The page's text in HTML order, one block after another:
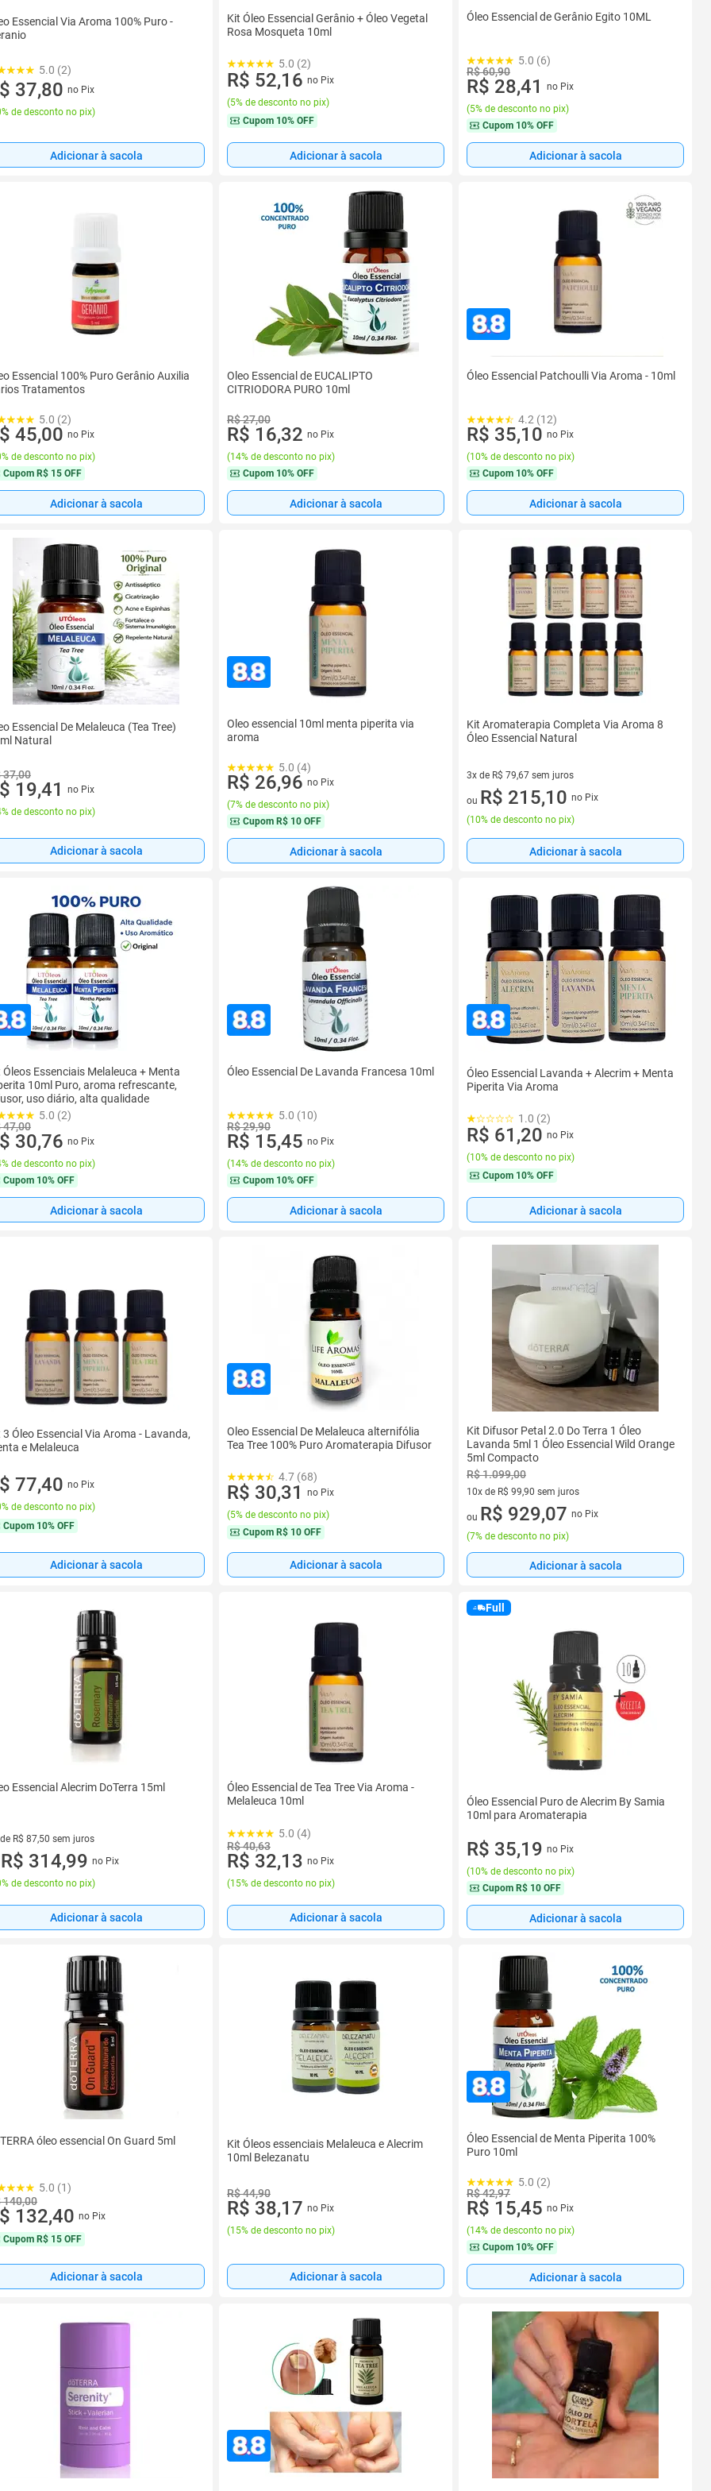
Essencial Via Aroma 100% Puro -
5.0 (2)
37,80 no Pix
de desconto no pix)
Adicionar à sacola
Kit Óleo Essencial Gerânio + Óleo Vegetal
Rosa Mosqueta 10ml
5.0 (2)
R$ 52,16 no Pix
(5% de desconto no pix)
Cupom 10% OFF
Adicionar à sacola
Óleo Essencial de Gerânio Egito 10ML
5.0 (6)
R$ 60,90
R$ 28,41
no Pix
(5% de desconto no pix)
Cupom 10% OFF
Adicionar à sacola
Essencial 100% Puro Gerânio Auxilia
Tratamentos
5.0 (2)
45,00 no Pix
de desconto no pix)
Cupom R$ 15 OFF
Adicionar à sacola
Oleo Essencial de EUCALIPTO
CITRIODORA PURO 10ml
R$ 27,00
R$ 16,32 no Pix
(14% de desconto no pix)
Cupom 10% OFF
Adicionar à sacola
Óleo Essencial Patchoulli Via Aroma - 10ml
4.2 (12)
R$ 35,10 no Pix
(10% de desconto no pix)
Cupom 10% OFF
Adicionar à sacola
Essencial De Melaleuca (Tea Tree)
Natural
37,00
19,41
no Pix
de desconto no pix)
Adicionar à sacola
Oleo essencial 10ml menta piperita via
aroma
5.0 (4)
R$ 26,96 no Pix
(7% de desconto no pix)
Cupom R$ 10 OFF
Adicionar à sacola
Kit Aromaterapia Completa Via Aroma 8
Óleo Essencial Natural
3x de R$ 79,67 sem juros
3 vez de R$ 79,67 sem juros
ou R$ 215,10 no Pix
(10% de desconto no pix)
Adicionar à sacola
Óleos Essenciais Melaleuca + Menta
10ml Puro, aroma refrescante,
uso diário, alta qualidade
5.0 (2)
47,00
30,76 no Pix
de desconto no pix)
Cupom 10% OFF
Adicionar à sacola
Óleo Essencial De Lavanda Francesa 10ml
5.0 (10)
R$ 29,90
R$ 15,45 no Pix
(14% de desconto no pix)
Cupom 10% OFF
Adicionar à sacola
Óleo Essencial Lavanda + Alecrim + Menta
Piperita Via Aroma
1.0 (2)
R$ 61,20 no Pix
(10% de desconto no pix)
Cupom 10% OFF
Adicionar à sacola
3 Óleo Essencial Via Aroma - Lavanda,
e Melaleuca
77,40 no Pix
de desconto no pix)
Cupom 10% OFF
Adicionar à sacola
Oleo Essencial De Melaleuca alternifólia
Tea Tree 100% Puro Aromaterapia Difusor
4.7 (68)
R$ 30,31
no Pix
(5% de desconto no pix)
Cupom R$ 10 OFF
Adicionar à sacola
Kit Difusor Petal 2.0 Do Terra 1 Óleo
Lavanda 5ml 1 Óleo Essencial Wild Orange
5ml Compacto
R$ 1.099,00
10x de R$ 99,90 sem juros
10 vez de R$ 99,90 sem juros
ou R$ 929,07 no Pix
(7% de desconto no pix)
Adicionar à sacola
Essencial Alecrim DoTerra 15ml
R$ 87,50 sem juros
de R$ 87,50 sem juros
R$ 314,99 no Pix
de desconto no pix)
Adicionar à sacola
Óleo Essencial de Tea Tree Via Aroma -
Melaleuca 10ml
5.0 (4)
R$ 40,63
R$ 32,13 no Pix
(15% de desconto no pix)
Adicionar à sacola
Full
Óleo Essencial Puro de Alecrim By Samia
10ml para Aromaterapia
R$ 35,19 no Pix
(10% de desconto no pix)
Cupom R$ 10 OFF
Adicionar à sacola
óleo essencial On Guard 5ml
5.0 (1)
140,00
132,40 no Pix
Cupom R$ 15 OFF
Adicionar à sacola
Kit Óleos essenciais Melaleuca e Alecrim
10ml Belezanatu
R$ 44,90
R$ 38,17 no Pix
(15% de desconto no pix)
Adicionar à sacola
Óleo Essencial de Menta Piperita 100%
Puro 10ml
5.0 (2)
R$ 42,97
R$ 15,45 no Pix
(14% de desconto no pix)
Cupom 10% OFF
Adicionar à sacola